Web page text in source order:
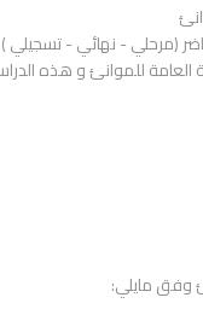
(مرحلي - نهائي - تسجيلي )
للموانئ و هذه
وفق مايلي: